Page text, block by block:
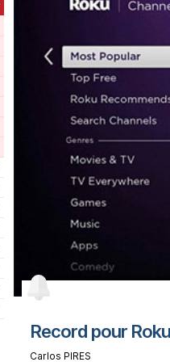
Record pour Roku
Carlos PIRES